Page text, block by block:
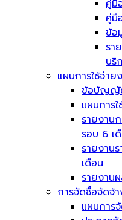
คู่มื
คู่มื
ข้อ
รา
บริ
แผนการใช้จ่าย
ข้อบัญญัติ
แผนการ
รายงาน
รอบ 6 เ
รายงาน
เดือน
รายงาน
การจัดซื้อจัดจ้
แผนการ